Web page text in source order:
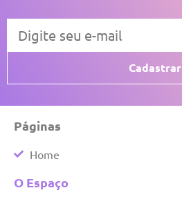
Cadastrar
Páginas
Home
O Espaço